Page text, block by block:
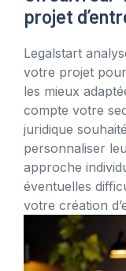
projet
Legalstart
votre projet
les mieux
compte votre
juridique
personnaliser
approche
éventuelles
votre création